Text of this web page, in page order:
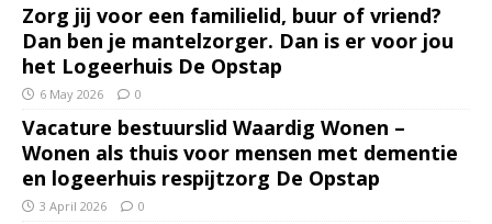
Zorg jij voor een familielid, buur of vriend?
Dan ben je mantelzorger. Dan is er voor jou
het Logeerhuis De Opstap
6 May 2026 0
Vacature bestuurslid Waardig Wonen –
Wonen als thuis voor mensen met dementie
en logeerhuis respijtzorg De Opstap
3 April 2026 0